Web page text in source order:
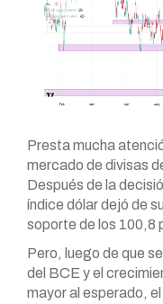
Presta mucha
mercado de divisas
Después de la
índice dólar dejó de
soporte de los 100,8
Pero, luego de que
del BCE y el
mayor al esperado,